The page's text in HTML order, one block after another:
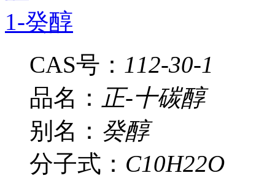
1-癸醇
CAS号： 112-30-1
品名： 正-十碳醇
别名： 癸醇
分子式： C10H22O